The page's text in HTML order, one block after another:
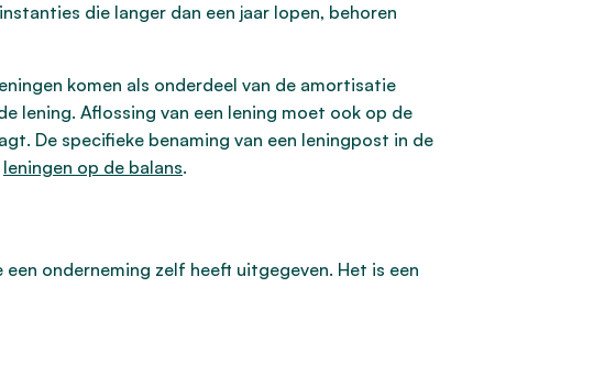
die langer dan een jaar lopen, behoren
komen als onderdeel van de amortisatie
lening. Aflossing van een lening moet ook op de
De specifieke benaming van een leningpost in de
leningen op de balans.
onderneming zelf heeft uitgegeven. Het is een